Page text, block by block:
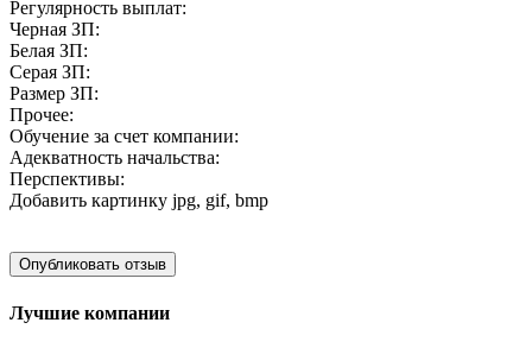
Регулярность выплат:
Черная ЗП:
Белая ЗП:
Серая ЗП:
Размер ЗП:
Прочее:
Обучение за счет компании:
Адекватность начальства:
Перспективы:
Добавить картинку jpg, gif, bmp
Лучшие компании